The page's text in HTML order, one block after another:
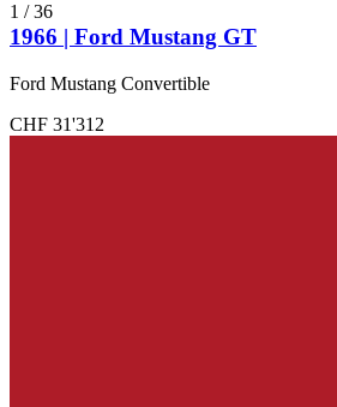
1 /36
1966 | Ford Mustang GT
Ford Mustang Convertible
CHF 31'312